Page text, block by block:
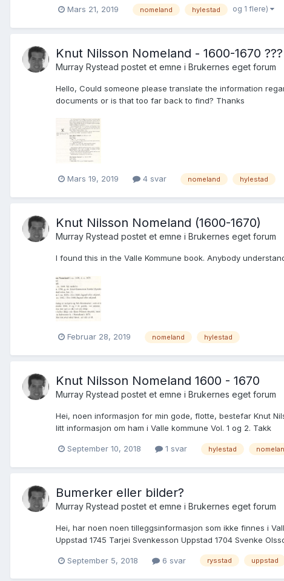
Mars 21, 2019 nomeland hylestad og 1 flere)
Knut Nilsson Nomeland - 1600-1670 ???
Murray Rystead postet et emne i Brukernes eget forum
Hello, Could someone please translate the information
documents or is that too far back to find? Thanks
Mars 19, 2019 4 svar nomeland hylestad
Knut Nilsson Nomeland (1600-1670)
Murray Rystead postet et emne i Brukernes eget forum
I found this in the Valle Kommune book. Anybody
Februar 28, 2019 nomeland hylestad
Knut Nilsson Nomeland 1600 - 1670
Murray Rystead postet et emne i Brukernes eget forum
Hei, noen informasjon for min gode, flotte, bestefar Knut
litt informasjon om ham i Valle kommune Vol. 1 og 2. Takk
September 10, 2018 1 svar hylestad
Bumerker eller bilder?
Murray Rystead postet et emne i Brukernes eget forum
Hei, har noen noen tilleggsinformasjon som ikke finnes i
Uppstad 1745 Tarjei Svenkesson Uppstad 1704 Svenke
September 5, 2018 6 svar rysstad uppstad